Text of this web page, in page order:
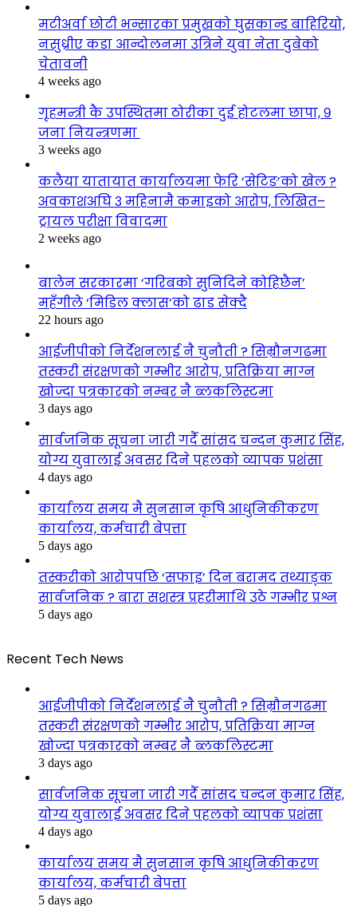
मटीअर्वा छोटी भन्सारका प्रमुखको घुसकान्ड बाहिरियो,
नसुध्रीए कडा आन्दोलनमा उत्रिने युवा नेता दुबेको
चेतावनी
4 weeks ago
गृहमन्त्री कै उपस्थितमा ठोरीका दुई होटलमा छापा, ९
जना नियन्त्रणमा
3 weeks ago
कलैया यातायात कार्यालयमा फेरि ‘सेटिङ’को खेल ?
अवकाशअघि ३ महिनामै कमाइको आरोप, लिखित–
ट्रायल परीक्षा विवादमा
2 weeks ago
बालेन सरकारमा ‘गरिबको सुनिदिने कोहिछैन’
महँगीले ‘मिडिल क्लास’को ढाड सेक्दै
22 hours ago
आईजीपीको निर्देशनलाई नै चुनौती ? सिम्रौनगढमा
तस्करी संरक्षणको गम्भीर आरोप, प्रतिक्रिया माग्न
खोज्दा पत्रकारको नम्बर नै ब्लकलिस्टमा
3 days ago
सार्वजनिक सूचना जारी गर्दै सांसद चन्दन कुमार सिंह,
योग्य युवालाई अवसर दिने पहलको व्यापक प्रशंसा
4 days ago
कार्यालय समय मै सुनसान कृषि आधुनिकीकरण
कार्यालय, कर्मचारी बेपत्ता
5 days ago
तस्करीको आरोपपछि ‘सफाइ’ दिन बरामद तथ्याङ्क
सार्वजनिक ? बारा सशस्त्र प्रहरीमाथि उठे गम्भीर प्रश्न
5 days ago
Recent Tech News
आईजीपीको निर्देशनलाई नै चुनौती ? सिम्रौनगढमा
तस्करी संरक्षणको गम्भीर आरोप, प्रतिक्रिया माग्न
खोज्दा पत्रकारको नम्बर नै ब्लकलिस्टमा
3 days ago
सार्वजनिक सूचना जारी गर्दै सांसद चन्दन कुमार सिंह,
योग्य युवालाई अवसर दिने पहलको व्यापक प्रशंसा
4 days ago
कार्यालय समय मै सुनसान कृषि आधुनिकीकरण
कार्यालय, कर्मचारी बेपत्ता
5 days ago